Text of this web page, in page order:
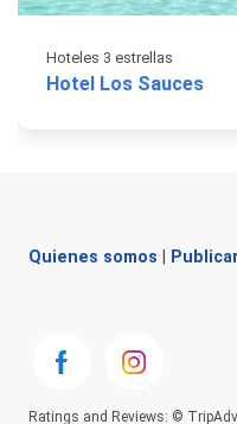
Hoteles 3 estrellas
Hotel Los Sauces
Quienes somos
Ratings and Reviews: ©